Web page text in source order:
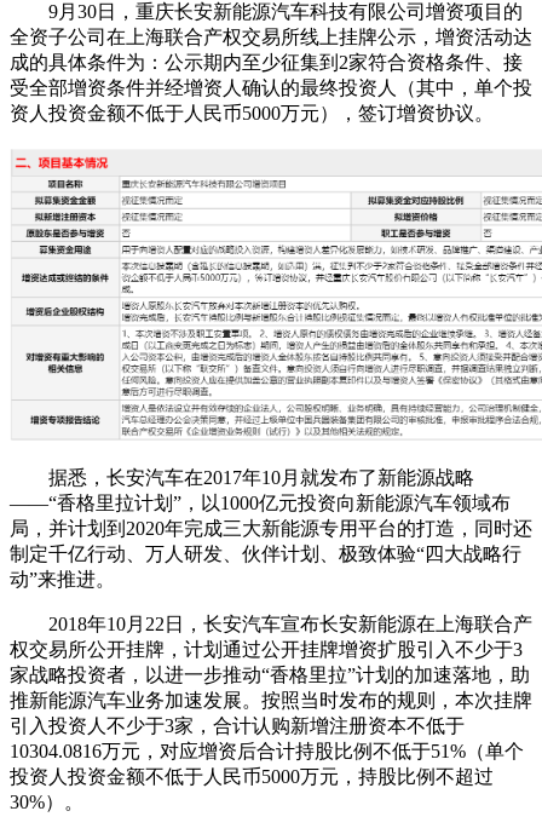
9月30日，重庆长安新能源汽车科技有限公司增资项目的
全资子公司在上海联合产权交易所线上挂牌公示，增资活动达
成的具体条件为：公示期内至少征集到2家符合资格条件、接
受全部增资条件并经增资人确认的最终投资人（其中，单个投
资人投资金额不低于人民币5000万元），签订增资协议。
据悉，长安汽车在2017年10月就发布了新能源战略
——“香格里拉计划”，以1000亿元投资向新能源汽车领域布
局，并计划到2020年完成三大新能源专用平台的打造，同时还
制定千亿行动、万人研发、伙伴计划、极致体验“四大战略行
动”来推进。
2018年10月22日，长安汽车宣布长安新能源在上海联合产
权交易所公开挂牌，计划通过公开挂牌增资扩股引入不少于3
家战略投资者，以进一步推动“香格里拉”计划的加速落地，助
推新能源汽车业务加速发展。按照当时发布的规则，本次挂牌
引入投资人不少于3家，合计认购新增注册资本不低于
10304.0816万元，对应增资后合计持股比例不低于51%（单个
投资人投资金额不低于人民币5000万元，持股比例不超过
30%）。